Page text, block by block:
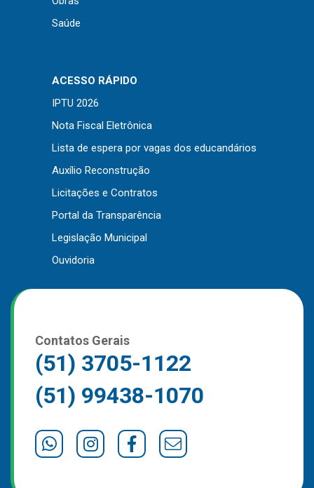
Portal da Transparência
Radar da Transparência
Cespro
Outros
Downloads
Notícias
Contato
Página Inicial
Saúde
ACESSO RÁPIDO
IPTU 2026
Nota Fiscal Eletrônica
Lista de espera por vagas dos educandários
Auxílio Reconstrução
Licitações e Contratos
Portal da Transparência
Legislação Municipal
Ouvidoria
Contatos Gerais
(51) 3705-1122
(51) 99438-1070